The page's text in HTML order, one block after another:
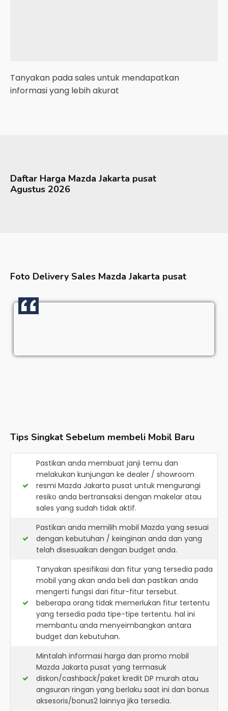
Tanyakan pada sales untuk mendapatkan
informasi yang lebih akurat
Daftar Harga Mazda Jakarta pusat
Agustus 2026
Foto Delivery Sales Mazda Jakarta pusat
Tips Singkat Sebelum membeli Mobil Baru
Pastikan anda membuat janji temu dan
melakukan kunjungan ke dealer / showroom
resmi Mazda Jakarta pusat untuk mengurangi
resiko anda bertransaksi dengan makelar atau
sales yang sudah tidak aktif.
Pastikan anda memilih mobil Mazda yang sesuai
dengan kebutuhan / keinginan anda dan yang
telah disesuaikan dengan budget anda.
Tanyakan spesifikasi dan fitur yang tersedia pada
mobil yang akan anda beli dan pastikan anda
mengerti fungsi dari fitur-fitur tersebut.
beberapa orang tidak memerlukan fitur tertentu
yang tersedia pada tipe-tipe tertentu. hal ini
membantu anda menyeimbangkan antara
budget dan kebutuhan.
Mintalah informasi harga dan promo mobil
Mazda Jakarta pusat yang termasuk
diskon/cashback/paket kredit DP murah atau
angsuran ringan yang berlaku saat ini dan bonus
aksesoris/bonus2 lainnya jika tersedia.